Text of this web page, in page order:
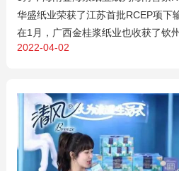
华盛纸业荣获了江苏首批RCEP项下
在1月，广西金桂浆纸业也收获了钦
2022-04-02